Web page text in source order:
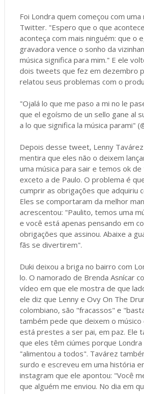
Foi Londra quem começou com
Twitter. "Espero que o que
aconteça com mais ninguém: que o
gravadora vence o sonho da
música significa para mim." E ele
dois tweets que fez em dezembro
relatou seus problemas com o
"Ojalá lo que me paso a mi no le
que el egoísmo de un sello gane al
a lo que significa la música parami"
Depois desse tweet, Lenny
mentira que eles não o deixem
uma música para sair e temos ok
exceto a de Paulo. O problema é
cumprir as obrigações que adquiriu
Eles se comportaram da melhor
acrescentou: "Paulito, temos uma
e você está apenas pensando em
obrigações que assinou. Abaixe a
fãs se divertirem".
Duki deixou a briga no bairro com
lo. O namorado de Brenda Asnícar
vídeo em que ele mostra de que
ele diz que Lenny e Ovy On The
colombiano, são "fracassos" e
também pede que deixem o músico
está prestes a ser pai, em paz. Ele
que eles têm ciúmes porque
"alimentou a todos". Tavárez
surdo e escreveu em uma história
instagram que ele apontou: "Você
que alguém me enviou. No dia em